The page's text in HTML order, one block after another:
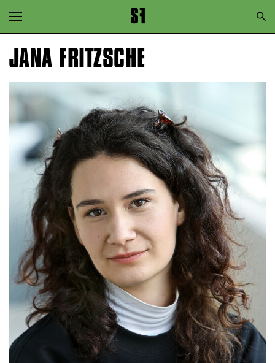
Zur Hauptnavigation springen
Zum Hauptinhalt springen
JANA FRITZSCHE